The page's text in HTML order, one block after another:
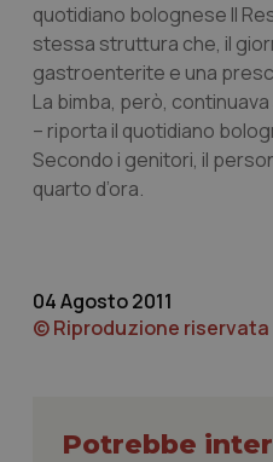
quotidiano bolognese Il
stessa struttura che, il
gastroenterite e una
La bimba, però,
– riporta il quotidiano
Secondo i genitori, il
quarto d’ora.
04 Agosto 2011
© Riproduzione riservata
Potrebbe